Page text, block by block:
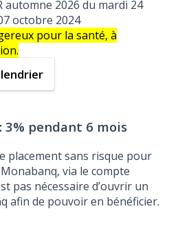
automne 2026 du mardi 24
octobre 2024
pour la santé, à
3% pendant 6 mois
placement sans risque pour
via le compte
pas nécessaire d’ouvrir un
afin de pouvoir en bénéficier.